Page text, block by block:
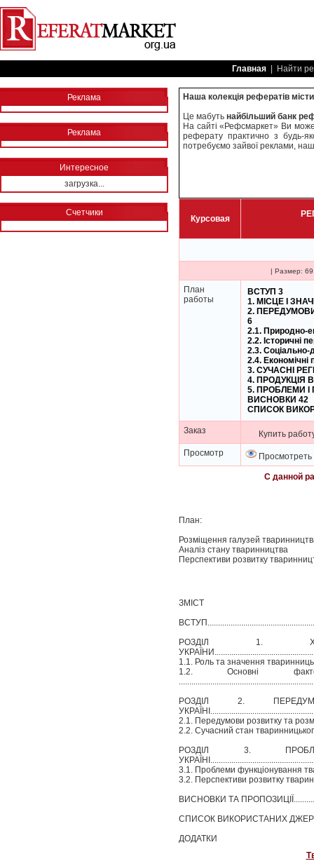
Главная| Найти
Реклама
Реклама
Интересное
загрузка...
Счетчики
Наша колекція рефератів
Це мабуть найбільший банк
На сайті «Рефсмаркет» Ви
реферату практично з будь-
потребуємо зайвої реклами,
Курсовая
| Размер:
План
работы
ВСТУП 3
1. МІСЦЕ І
2.
6
2.1. Природно-
2.2. Історичні
2.3. Соціально-
2.4.
3. СУЧАСНІ
4. ПРОДУКЦІЯ
5. ПРОБЛЕМИ
ВИСНОВКИ 42
СПИСОК
Заказ
Купить
Просмотр
Просмотреть
С данной
План:
Розміщення галузей
Аналіз стану тваринництва
Перспективи розвитку
ЗМІСТ
РОЗДІЛ 1.
1.1. Роль та значення
1.2. Основні
РОЗДІЛ 2.
2.1. Передумови розвитку та
2.2. Сучасний стан
РОЗДІЛ 3.
3.1. Проблеми функціонування
3.2. Перспективи розвитку
ВИСНОВКИ ТА
СПИСОК ВИКОРИСТАНИХ
ДОДАТКИ